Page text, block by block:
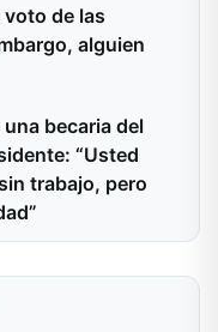
de las
alguien
becaria del
“Usted
trabajo, pero